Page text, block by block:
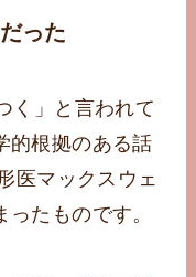
った
く」と言われて
的根拠のある話
医マックスウェ
たものです。